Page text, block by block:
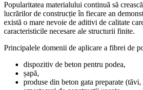
Popularitatea materialului continuă să
lucrărilor de construcție în fiecare an
există o mare nevoie de aditivi de calitate
caracteristicile necesare ale structurii finite.
Principalele domenii de aplicare a fibrei de
dispozitiv de beton pentru podea,
șapă,
produse din beton gata preparate (tăvi,